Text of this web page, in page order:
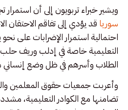
ويشير خبراء تربويون إلى أن
سوريا قد يؤدي إلى تفاقم الاحتقان
احتمالية استمرار الإضرابات على
التعليمية خاصة في إدلب وريف
الطلاب وأسرهم في ظل وضع
وأعربت جمعيات حقوق المعلمين
تضامنها مع الكوادر التعليمية،